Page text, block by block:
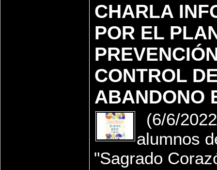
CHARLA
POR EL
CONTROL
ABANDONO
(6/6/
alumnos
"Sagrado